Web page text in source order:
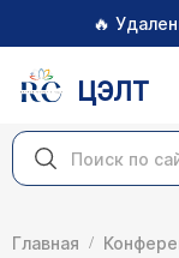
🔥
ЦЭЛТ
Главная